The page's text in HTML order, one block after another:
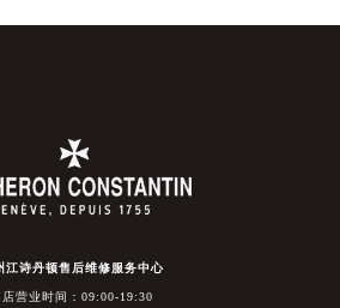
江诗丹顿售后维修服务中心
店营业时间：09:00-19:30